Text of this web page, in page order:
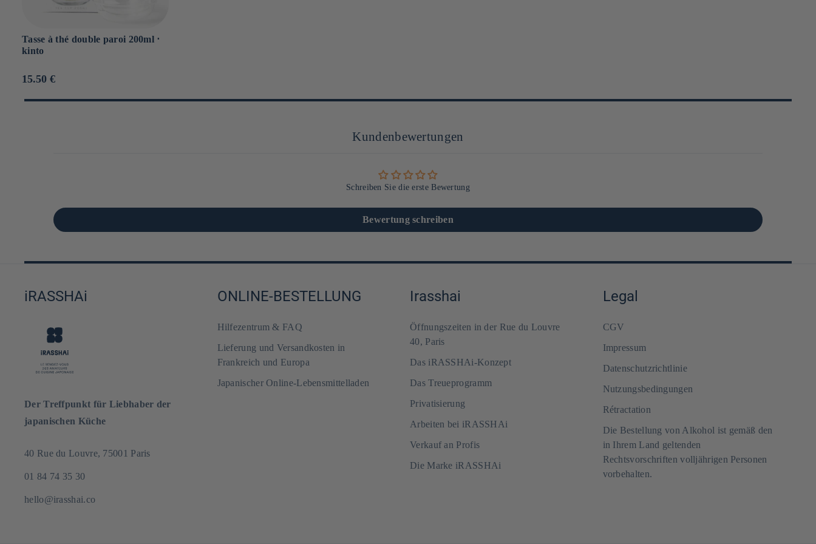
Tasse à thé double paroi 200ml ⋅
kinto
Prix
15.50 €
Kundenbewertungen
Schreiben Sie die erste Bewertung
Bewertung schreiben
iRASSHAi
Der Treffpunkt für Liebhaber der
japanischen Küche
40 Rue du Louvre, 75001 Paris
01 84 74 35 30
hello@irasshai.co
ONLINE-BESTELLUNG
Hilfezentrum & FAQ
Lieferung und Versandkosten in
Frankreich und Europa
Japanischer Online-Lebensmittelladen
Irasshai
Öffnungszeiten in der Rue du Louvre
40, Paris
Das iRASSHAi-Konzept
Das Treueprogramm
Privatisierung
Arbeiten bei iRASSHAi
Verkauf an Profis
Die Marke iRASSHAi
Legal
CGV
Impressum
Datenschutzrichtlinie
Nutzungsbedingungen
Rétractation
Die Bestellung von Alkohol ist gemäß den
in Ihrem Land geltenden
Rechtsvorschriften volljährigen Personen
vorbehalten.